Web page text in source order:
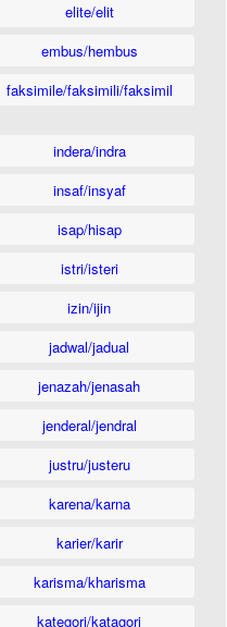
elite/elit
embus/hembus
faksimile/faksimili/faksimil
indera/indra
insaf/insyaf
isap/hisap
istri/isteri
izin/ijin
jadwal/jadual
jenazah/jenasah
jenderal/jendral
justru/justeru
karena/karna
karier/karir
karisma/kharisma
kategori/katagori